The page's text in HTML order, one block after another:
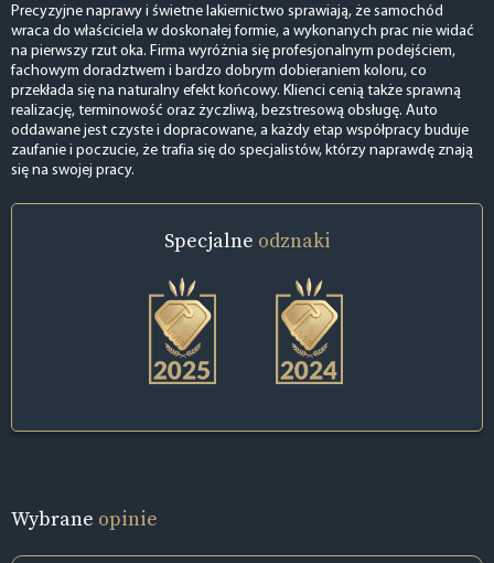
Precyzyjne naprawy i świetne lakiernictwo sprawiają, że samochód
wraca do właściciela w doskonałej formie, a wykonanych prac nie widać
na pierwszy rzut oka. Firma wyróżnia się profesjonalnym podejściem,
fachowym doradztwem i bardzo dobrym dobieraniem koloru, co
przekłada się na naturalny efekt końcowy. Klienci cenią także sprawną
realizację, terminowość oraz życzliwą, bezstresową obsługę. Auto
oddawane jest czyste i dopracowane, a każdy etap współpracy buduje
zaufanie i poczucie, że trafia się do specjalistów, którzy naprawdę znają
się na swojej pracy.
Specjalne odznaki
Wybrane opinie